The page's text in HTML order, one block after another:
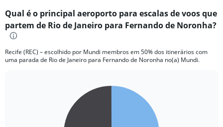
Qual é o principal aeroporto para escalas de voos que
partem de Rio de Janeiro para Fernando de Noronha?
Recife (REC) – escolhido por Mundi membros em 50% dos itinerários com
uma parada de Rio de Janeiro para Fernando de Noronha no(a) Mundi.